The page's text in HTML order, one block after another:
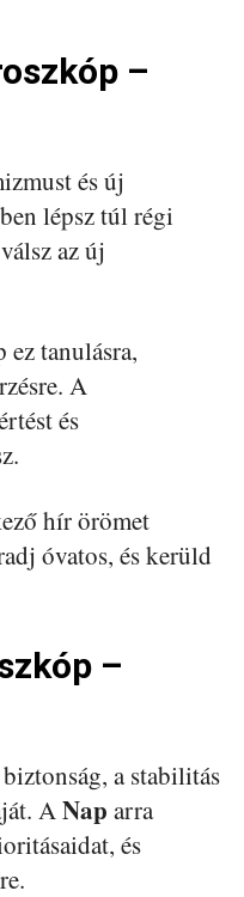
–
és új
lépsz túl régi
az új
ez tanulásra,
A
és
hír örömet
óvatos, és kerüld
–
a stabilitás
ANap arra
és